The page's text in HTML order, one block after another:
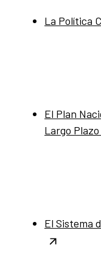
La Política
El Plan
Largo
El Sistema